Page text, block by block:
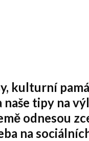
kulturní
naše tipy na
odnesou
na